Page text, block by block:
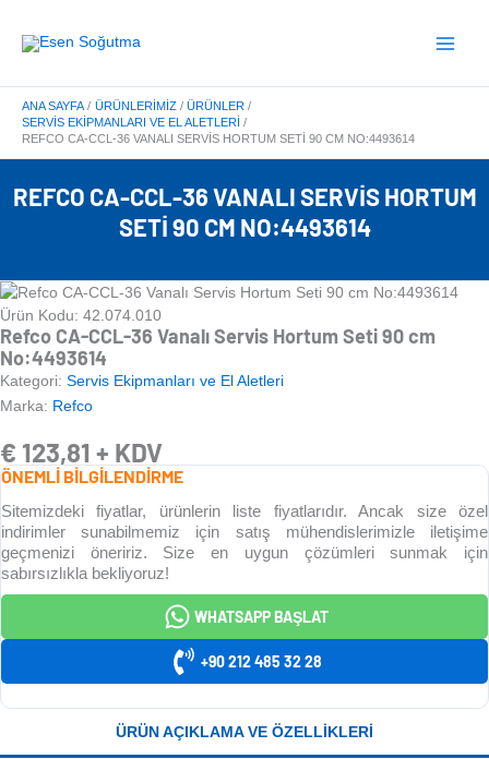
atla
Menu
ANA SAYFA ÜRÜNLERIMIZ
ÜRÜNLER
SERVIS EKIPMANLARI VE EL ALETLERI
REFCO CA-CCL-36 VANALI SERVIS HORTUM SETI 90 CM NO:4493614
REFCO CA-CCL-36 VANALI SERVIS HORTUM
SETI 90 CM NO:4493614
Ürün Kodu: 42.074.010
Refco CA-CCL-36 Vanalı Servis Hortum Seti 90 cm
No:4493614
Kategori: Servis Ekipmanları ve El Aletleri
Marka: Refco
€ 123,81 + KDV
ÖNEMLİ BİLGİLENDİRME
Sitemizdeki fiyatlar, ürünlerin liste fiyatlarıdır. Ancak size özel
indirimler sunabilmemiz için satış mühendislerimizle iletişime
geçmenizi öneririz. Size en uygun çözümleri sunmak için
sabırsızlıkla bekliyoruz!
WHATSAPP BAŞLAT
+90 212 485 32 28
ÜRÜN AÇIKLAMA VE ÖZELLIKLERI